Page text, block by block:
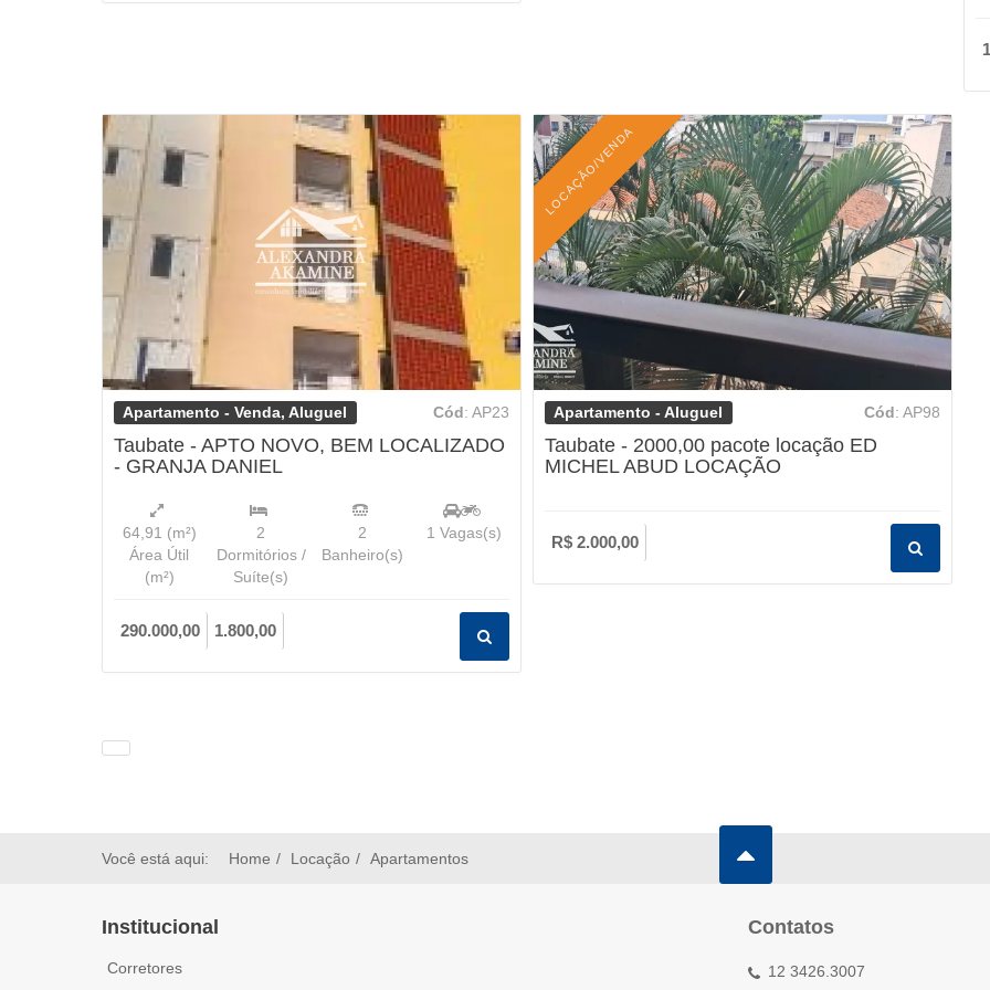
Apartamento - Venda, Aluguel Cód: AP23
Taubate - APTO NOVO, BEM LOCALIZADO
- GRANJA DANIEL
64,91 (m²)
Área Útil
(m²)
2
Dormitórios /
Suíte(s)
2
Banheiro(s)
1 Vagas(s)
290.000,00 1.800,00
LOCAÇÃO/VENDA
Apartamento - Aluguel Cód: AP98
Taubate - 2000,00 pacote locação ED
MICHEL ABUD LOCAÇÃO
R$ 2.000,00
Você está aqui: Home Locação Apartamentos
Institucional
Corretores
Contatos
12 3426.3007